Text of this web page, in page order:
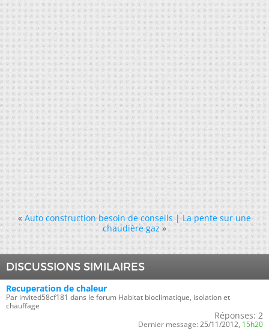
« Auto construction besoin de conseils|La pente sur une
chaudière gaz »
DISCUSSIONS SIMILAIRES
Recuperation de chaleur
Par invited58cf181 dans le forum Habitat bioclimatique, isolation et
chauffage
Réponses: 2
Dernier message: 25/11/2012, 15h20